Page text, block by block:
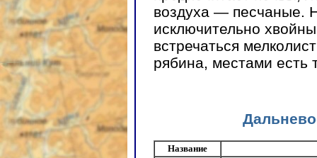
воздуха — песчаные.
исключительно
встречаться
рябина, местами есть
Название